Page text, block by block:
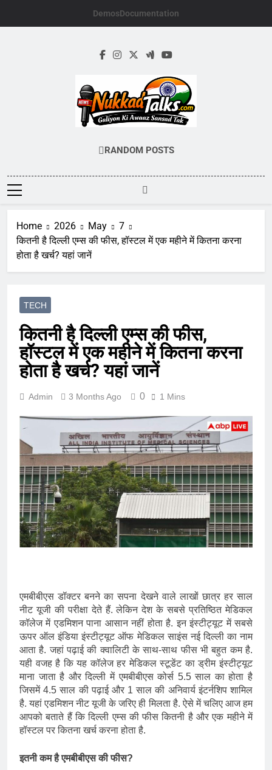
DemosDocumentation
Galiyon Ki Awaaz Sansad Tak
RANDOM POSTS
Home 2026 May
7
कितनी है दिल्ली एम्स की फीस, हॉस्टल में एक महीने में कितना करना
होता है खर्च? यहां जानें
TECH
कितनी है दिल्ली एम्स की फीस,
हॉस्टल में एक महीने में कितना करना
होता है खर्च? यहां जानें
Admin 3 Months Ago 0 1 Mins
एमबीबीएस डॉक्टर बनने का सपना देखने वाले लाखों छात्र हर साल
नीट यूजी की परीक्षा देते हैं. लेकिन देश के सबसे प्रतिष्ठित मेडिकल
कॉलेज में एडमिशन पाना आसान नहीं होता है. इन इंस्टीट्यूट में सबसे
ऊपर ऑल इंडिया इंस्टीट्यूट ऑफ मेडिकल साइंस नई दिल्ली का नाम
आता है. जहां पढ़ाई की क्वालिटी के साथ-साथ फीस भी बहुत कम है.
यही वजह है कि यह कॉलेज हर मेडिकल स्टूडेंट का ड्रीम इंस्टीट्यूट
माना जाता है और दिल्ली में एमबीबीएस कोर्स 5.5 साल का होता है
जिसमें 4.5 साल की पढ़ाई और 1 साल की अनिवार्य इंटर्नशिप शामिल
है. यहां एडमिशन नीट यूजी के जरिए ही मिलता है. ऐसे में चलिए आज हम
आपको बताते हैं कि दिल्ली एम्स की फीस कितनी है और एक महीने में
हॉस्टल पर कितना खर्च करना होता है.
इतनी कम है एमबीबीएस की फीस?